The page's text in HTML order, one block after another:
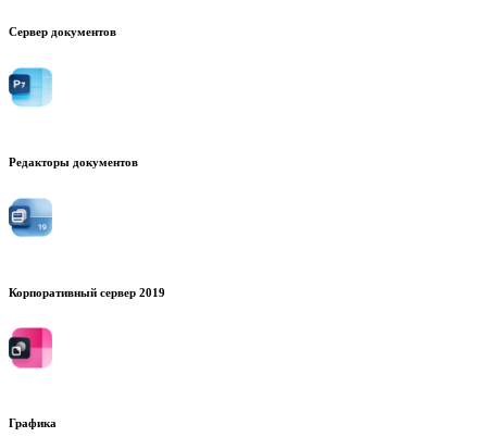
Сервер документов
Редакторы документов
Корпоративный сервер 2019
Графика